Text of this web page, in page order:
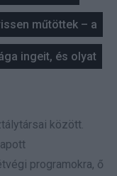
műtöttek – a
ingeit, és olyat
között.
programokra, ő